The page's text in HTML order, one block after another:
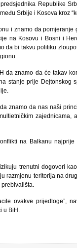
Republike
Srbije i Kosova kroz
i znamo da
na Kosovu i Bosni i
da bi takvu politiku
da znamo da će takav
stanje prije Dejtonskog
znamo da nas naši
na Balkanu
trenutni dogovori
razmjenu teritorija na
ovakve prijedloge”,
u BiH.